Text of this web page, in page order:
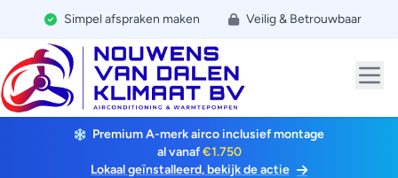
Simpel afspraken maken Veilig & Betrouwbaar
Premium A-merk airco inclusief montage
al vanaf€1.750
Lokaal geïnstalleerd, bekijk de actie